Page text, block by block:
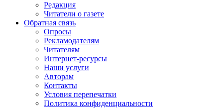
Редакция
Читатели о газете
Обратная связь
Опросы
Рекламодателям
Читателям
Интернет-ресурсы
Наши услуги
Авторам
Контакты
Условия перепечатки
Политика конфиденциальности